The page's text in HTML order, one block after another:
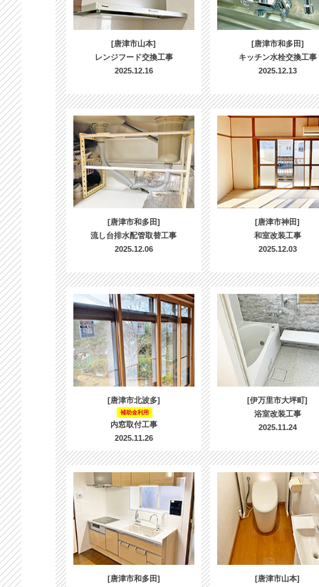
[唐津市山本]
レンジフード交換工事
2025.12.16
[唐津市和多田]
キッチン水栓交換工事
2025.12.13
[唐津市和多田]
流し台排水配管取替工事
2025.12.06
[唐津市神田]
和室改装工事
2025.12.03
[唐津市北波多]
補助金利用
内窓取付工事
2025.11.26
[伊万里市大坪町]
浴室改装工事
2025.11.24
[唐津市和多田]
[唐津市山本]